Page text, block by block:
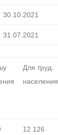
30.10.2021
31.07.2021
Для труд.
населения
12 126